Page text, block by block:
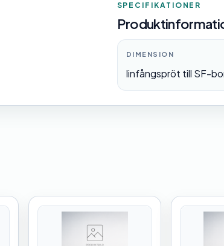
SPECIFIKATIONER
DIMENSION
linfångspröt till SF-